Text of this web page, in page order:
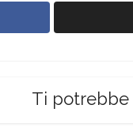
Ti potrebbe